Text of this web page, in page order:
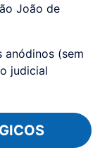
João de
(sem
judicial